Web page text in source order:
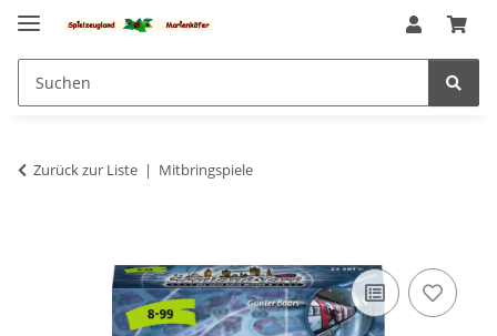
Zurück zur Liste Mitbringspiele